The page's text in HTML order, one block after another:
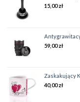
15,00zł
59,00zł
Zaskakujący
40,00zł